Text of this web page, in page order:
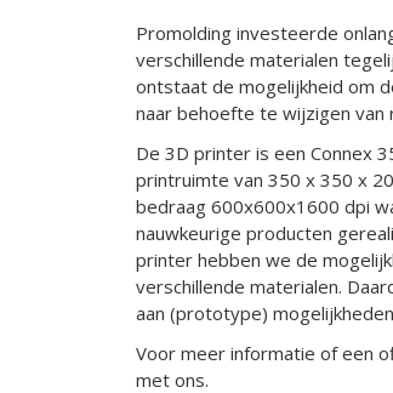
Promolding investeerde
verschillende materialen
ontstaat de mogelijkheid om
naar behoefte te wijzigen van
De 3D printer is een Connex
printruimte van 350 x 350 x
bedraag 600x600x1600 dpi
nauwkeurige producten
printer hebben we de
verschillende materialen.
aan (prototype)
Voor meer informatie of een
met ons.